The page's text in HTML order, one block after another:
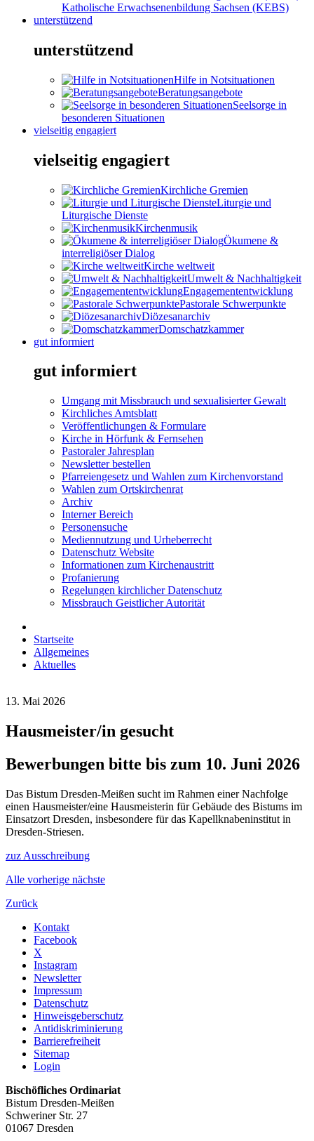
Katholische Erwachsenenbildung Sachsen (KEBS)
unterstützend
unterstützend
Hilfe in Notsituationen
Beratungsangebote
Seelsorge in
besonderen Situationen
vielseitig engagiert
vielseitig engagiert
Kirchliche Gremien
Liturgie und
Liturgische Dienste
Kirchenmusik
Ökumene &
interreligiöser Dialog
Kirche weltweit
Umwelt & Nachhaltigkeit
Engagemententwicklung
Pastorale Schwerpunkte
Diözesanarchiv
Domschatzkammer
gut informiert
gut informiert
Umgang mit Missbrauch und sexualisierter Gewalt
Kirchliches Amtsblatt
Veröffentlichungen & Formulare
Kirche in Hörfunk & Fernsehen
Pastoraler Jahresplan
Newsletter bestellen
Pfarreiengesetz und Wahlen zum Kirchenvorstand
Wahlen zum Ortskirchenrat
Archiv
Interner Bereich
Personensuche
Mediennutzung und Urheberrecht
Datenschutz Website
Informationen zum Kirchenaustritt
Profanierung
Regelungen kirchlicher Datenschutz
Missbrauch Geistlicher Autorität
Startseite
Allgemeines
Aktuelles
13. Mai 2026
Hausmeister/in gesucht
Bewerbungen bitte bis zum 10. Juni 2026
Das Bistum Dresden-Meißen sucht im Rahmen einer Nachfolge
einen Hausmeister/eine Hausmeisterin für Gebäude des Bistums im
Einsatzort Dresden, insbesondere für das Kapellknabeninstitut in
Dresden-Striesen.
zuz Ausschreibung
Alle vorherige nächste
Zurück
Kontakt
Facebook
X
Instagram
Newsletter
Impressum
Datenschutz
Hinweisgeberschutz
Antidiskriminierung
Barrierefreiheit
Sitemap
Login
Bischöfliches Ordinariat
Bistum Dresden-Meißen
Schweriner Str. 27
01067 Dresden